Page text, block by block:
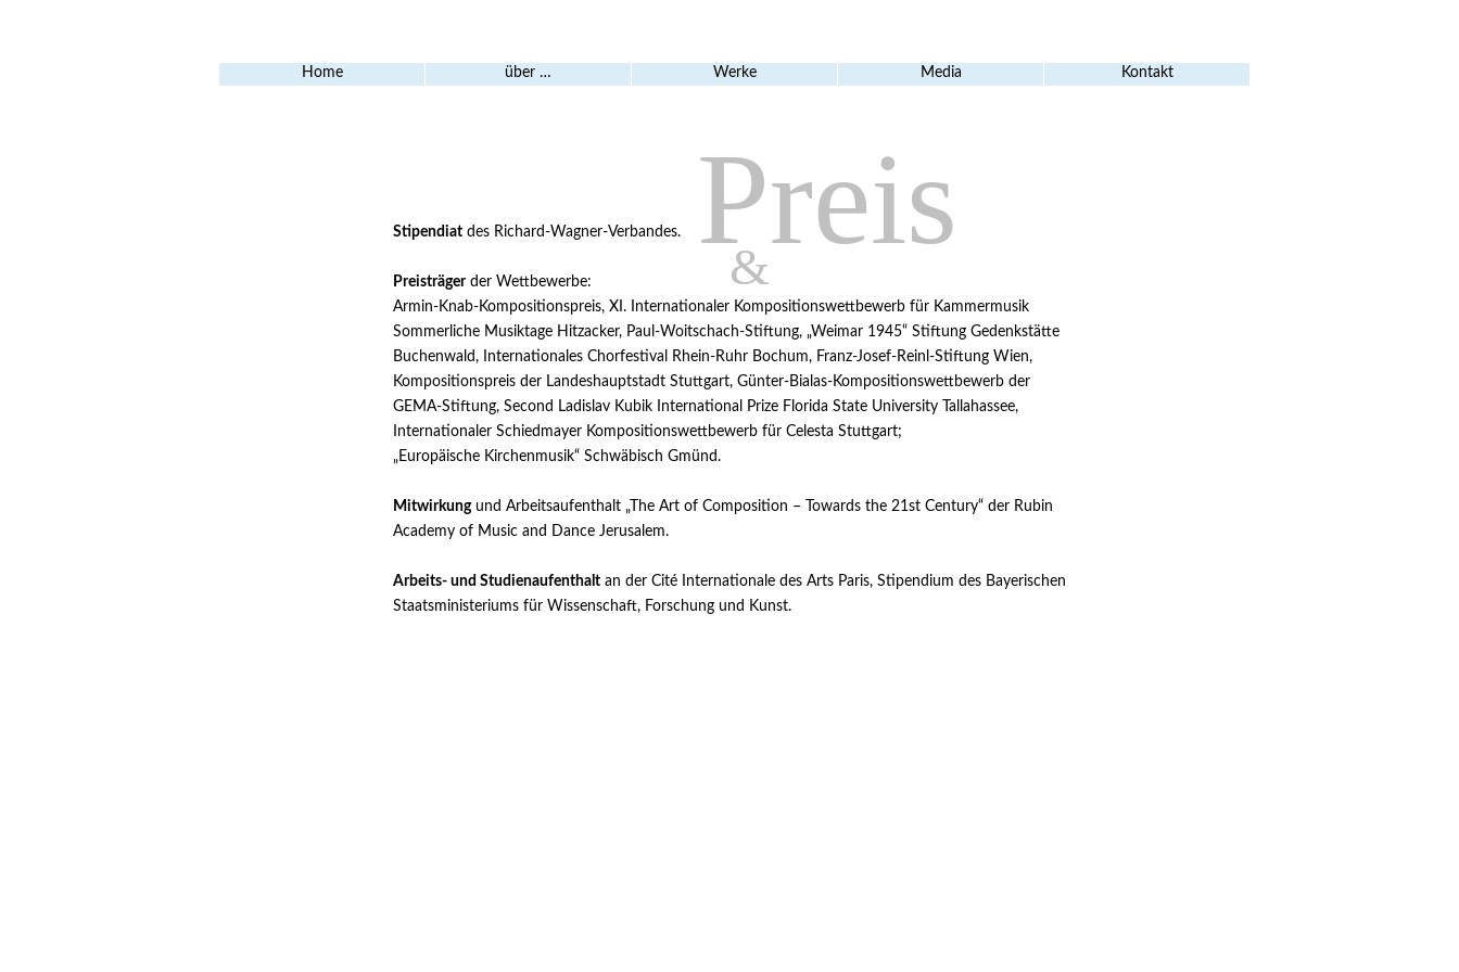
Home über … Werke Media Kontakt
Preis
e
Stipendiat des Richard-Wagner-Verbandes.
Preisträgerder Wettbewerbe:
Armin-Knab-Kompositionspreis, XI. Internationaler Kompositionswettbewerb für Kammermusik
Sommerliche Musiktage Hitzacker, Paul-Woitschach-Stiftung, „Weimar 1945“ Stiftung Gedenkstätte
Buchenwald, Internationales Chorfestival Rhein-Ruhr Bochum, Franz-Josef-Reinl-Stiftung Wien,
Kompositionspreis der Landeshauptstadt Stuttgart, Günter-Bialas-Kompositionswettbewerb der
GEMA-Stiftung, Second Ladislav Kubik International Prize Florida State University Tallahassee,
Internationaler Schiedmayer Kompositionswettbewerb für Celesta Stuttgart;
„Europäische Kirchenmusik“ Schwäbisch Gmünd.
Mitwirkungund Arbeitsaufenthalt „The Art of Composition – Towards the 21st Century“ der Rubin
Academy of Music and Dance Jerusalem.
Arbeits- und Studienaufenthalt an der Cité Internationale des Arts Paris, Stipendium des Bayerischen
Staatsministeriums für Wissenschaft, Forschung und Kunst.
&
Auszeichnungen